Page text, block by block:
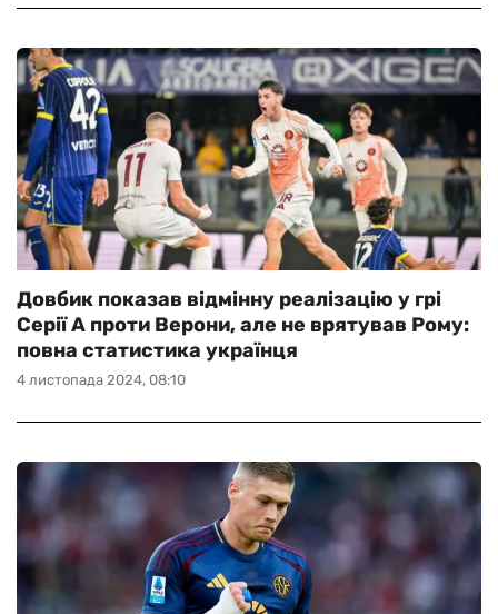
4 листопада 2024, 08:10
Довбик показав відмінну реалізацію у грі
Серії А проти Верони, але не врятував Рому:
повна статистика українця